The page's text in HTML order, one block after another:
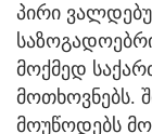
პირი
მოქმედ
მოთხოვნებს.
მოუწოდებს